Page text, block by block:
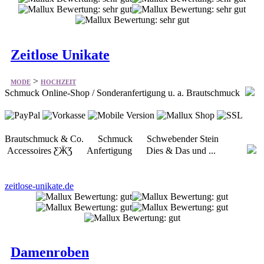
Zeitlose Unikate
MODE > HOCHZEIT
Schmuck Online-Shop / Sonderanfertigung u. a. Brautschmuck
Brautschmuck & Co. Schmuck Schwebender Stein
Accessoires ƸӜƷ Anfertigung Dies & Das und ...
zeitlose-unikate.de
Damenroben